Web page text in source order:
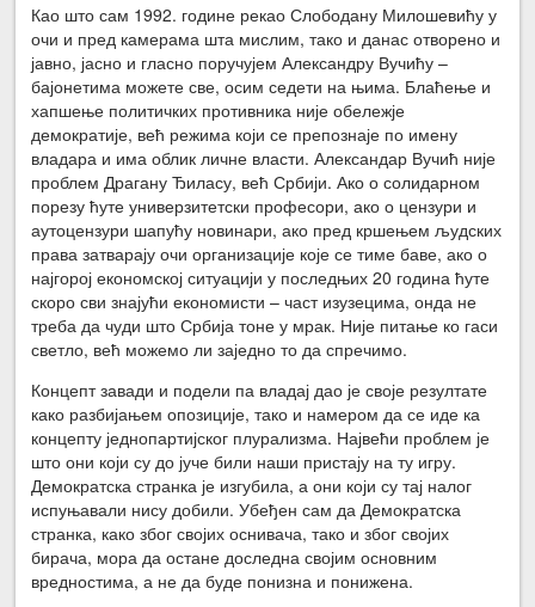
Као што сам 1992. године рекао Слободану Милошевићу у
очи и пред камерама шта мислим, тако и данас отворено и
јавно, јасно и гласно поручујем Александру Вучићу –
бајонетима можете све, осим седети на њима. Блаћење и
хапшење политичких противника није обележје
демократије, већ режима који се препознаје по имену
владара и има облик личне власти. Александар Вучић није
проблем Драгану Ђиласу, већ Србији. Ако о солидарном
порезу ћуте универзитетски професори, ако о цензури и
аутоцензури шапућу новинари, ако пред кршењем људских
права затварају очи организације које се тиме баве, ако о
најгорој економској ситуацији у последњих 20 година ћуте
скоро сви знајући економисти – част изузецима, онда не
треба да чуди што Србија тоне у мрак. Није питање ко гаси
светло, већ можемо ли заједно то да спречимо.
Концепт завади и подели па владај дао је своје резултате
како разбијањем опозиције, тако и намером да се иде ка
концепту једнопартијског плурализма. Највећи проблем је
што они који су до јуче били наши пристају на ту игру.
Демократска странка је изгубила, а они који су тај налог
испуњавали нису добили. Убеђен сам да Демократска
странка, како због својих оснивача, тако и због својих
бирача, мора да остане доследна својим основним
вредностима, а не да буде понизна и понижена.